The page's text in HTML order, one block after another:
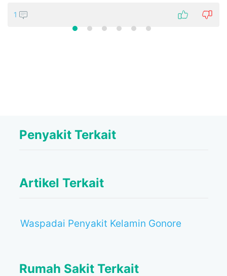
1
Penyakit Terkait
Artikel Terkait
Waspadai Penyakit Kelamin Gonore
Rumah Sakit Terkait